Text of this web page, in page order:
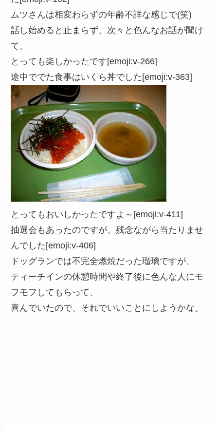
ムツさんは相変わらずの年齢不詳な感じで(笑)
話し始めると止まらず、次々と色んなお話が聞け
て、
とっても楽しかったです[emoji:v-266]
途中ででた食事はいくら丼でした[emoji:v-363]
とってもおいしかったですよ～[emoji:v-411]
抽選会もあったのですが、残念ながら当たりませ
んでした[emoji:v-406]
ドッグランでは不完全燃焼だった瑠璃ですが、
ティーチインの休憩時間や終了後に色んな人にモ
フモフしてもらって、
喜んでいたので、それでいいことにしようかな。